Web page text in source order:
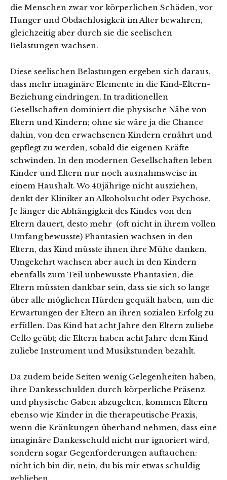
die Menschen zwar vor körperlichen Schäden, vor
Hunger und Obdachlosigkeit im Alter bewahren,
gleichzeitig aber durch sie die seelischen
Belastungen wachsen.
Diese seelischen Belastungen ergeben sich daraus,
dass mehr imaginäre Elemente in die Kind-Eltern-
Beziehung eindringen. In traditionellen
Gesellschaften dominiert die physische Nähe von
Eltern und Kindern; ohne sie wäre ja die Chance
dahin, von den erwachsenen Kindern ernährt und
gepflegt zu werden, sobald die eigenen Kräfte
schwinden. In den modernen Gesellschaften leben
Kinder und Eltern nur noch ausnahmsweise in
einem Haushalt. Wo 40jährige nicht ausziehen,
denkt der Kliniker an Alkoholsucht oder Psychose.
Je länger die Abhängigkeit des Kindes von den
Eltern dauert, desto mehr (oft nicht in ihrem vollen
Umfang bewusste) Phantasien wachsen in den
Eltern, das Kind müsste ihnen ihre Mühe danken.
Umgekehrt wachsen aber auch in den Kindern
ebenfalls zum Teil unbewusste Phantasien, die
Eltern müssten dankbar sein, dass sie sich so lange
über alle möglichen Hürden gequält haben, um die
Erwartungen der Eltern an ihren sozialen Erfolg zu
erfüllen. Das Kind hat acht Jahre den Eltern zuliebe
Cello geübt; die Eltern haben acht Jahre dem Kind
zuliebe Instrument und Musikstunden bezahlt.
Da zudem beide Seiten wenig Gelegenheiten haben,
ihre Dankesschulden durch körperliche Präsenz
und physische Gaben abzugelten, kommen Eltern
ebenso wie Kinder in die therapeutische Praxis,
wenn die Kränkungen überhand nehmen, dass eine
imaginäre Dankesschuld nicht nur ignoriert wird,
sondern sogar Gegenforderungen auftauchen:
nicht ich bin dir, nein, du bis mir etwas schuldig
geblieben.